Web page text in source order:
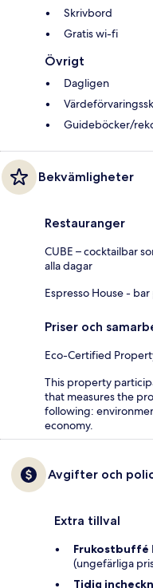
Skrivbord
Gratis wi-fi
Övrigt
Dagligen
Guideböcker/
Bekvämligheter
Restauranger
CUBE – cocktailbar
alla dagar
Espresso House -
Priser och
Eco-Certified
This property
that measures the
following:
economy.
Avgifter och
Extra tillval
Frukostbuffé
(ungefärliga
Tidig